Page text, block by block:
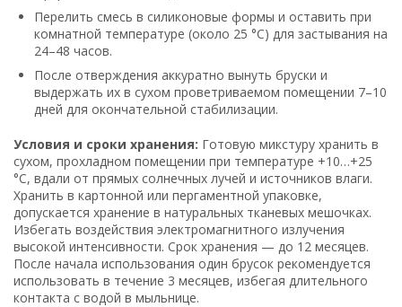
Перелить смесь в силиконовые формы и оставить при
комнатной температуре (около 25 °C) для застывания на
24–48 часов.
После отверждения аккуратно вынуть бруски и
выдержать их в сухом проветриваемом помещении 7–10
дней для окончательной стабилизации.
Условия и сроки хранения: Готовую микстуру хранить в
сухом, прохладном помещении при температуре +10…+25
°C, вдали от прямых солнечных лучей и источников влаги.
Хранить в картонной или пергаментной упаковке,
допускается хранение в натуральных тканевых мешочках.
Избегать воздействия электромагнитного излучения
высокой интенсивности. Срок хранения — до 12 месяцев.
После начала использования один брусок рекомендуется
использовать в течение 3 месяцев, избегая длительного
контакта с водой в мыльнице.